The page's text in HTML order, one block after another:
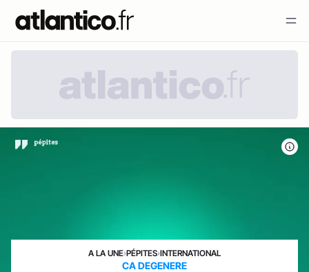
A LA UNE›PÉPITES›INTERNATIONAL
CA DEGENERE